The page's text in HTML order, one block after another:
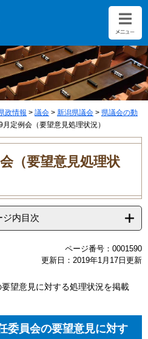
政情報 > 議会 > 新潟県議会 > 県議会の動
定例会（要望意見処理状況）
（要望意見処理状
ジ内目次
ページ番号：0001590
更新日：2019年1月17日更新
望意見に対する処理状況を掲載
委員会の要望意見に対す